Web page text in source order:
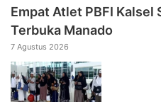
Empat Atlet PBFI Kalsel
Terbuka Manado
7 Agustus 2026